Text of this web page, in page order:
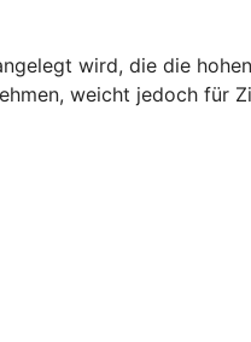
wird, die die
weicht jedoch für